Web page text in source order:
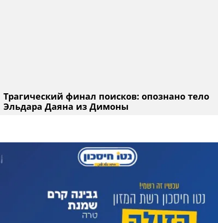
Трагический финал поисков: опознано тело
Эльдара Даяна из Димоны